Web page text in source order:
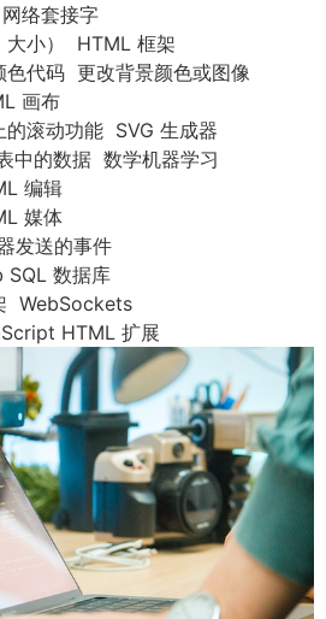
络套接字
大小） HTML 框架
色代码 更改背景颜色或图像
画布
的滚动功能 SVG 生成器
中的数据 数学机器学习
编辑
媒体
发送的事件
数据库
WebSockets
HTML 扩展